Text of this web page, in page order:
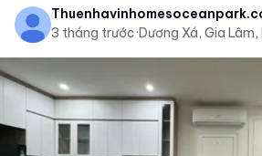
3 tháng trước·Dương Xá, Gia Lâm,